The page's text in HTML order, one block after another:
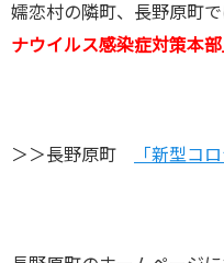
嬬恋村の隣町、長野原町
ナウイルス感染症対策本部
＞＞長野原町 「新型コ